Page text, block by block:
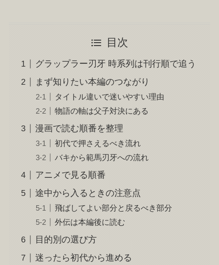
目次
グラップラー刃牙 時系列は刊行順で追う
まず知りたい本編のつながり
タイトル違いで迷いやすい理由
物語の軸は父子対決にある
漫画で読む順番を整理
初代で押さえるべき流れ
バキから範馬刃牙への流れ
アニメで見る順番
途中から入るときの注意点
飛ばしてよい部分と戻るべき部分
外伝は本編後に読む
目的別の選び方
迷ったら初代から進める